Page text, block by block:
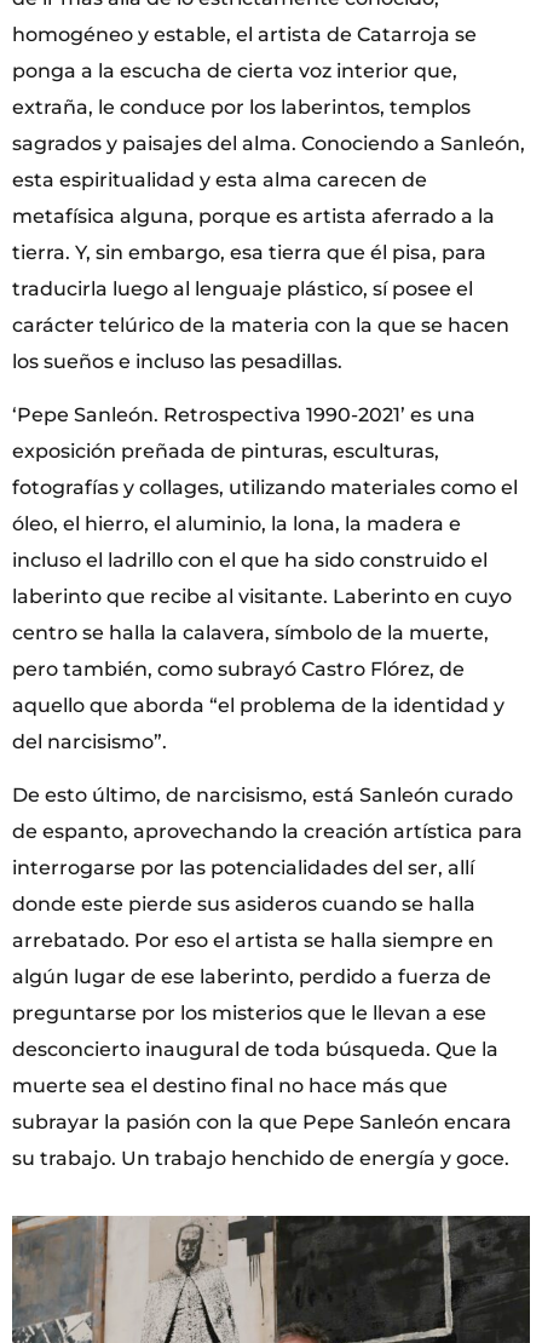
homogéneo y estable, el artista de Catarroja se
ponga a la escucha de cierta voz interior que,
extraña, le conduce por los laberintos, templos
sagrados y paisajes del alma. Conociendo a Sanleón,
esta espiritualidad y esta alma carecen de
metafísica alguna, porque es artista aferrado a la
tierra. Y, sin embargo, esa tierra que él pisa, para
traducirla luego al lenguaje plástico, sí posee el
carácter telúrico de la materia con la que se hacen
los sueños e incluso las pesadillas.
‘Pepe Sanleón. Retrospectiva 1990-2021’ es una
exposición preñada de pinturas, esculturas,
fotografías y collages, utilizando materiales como el
óleo, el hierro, el aluminio, la lona, la madera e
incluso el ladrillo con el que ha sido construido el
laberinto que recibe al visitante. Laberinto en cuyo
centro se halla la calavera, símbolo de la muerte,
pero también, como subrayó Castro Flórez, de
aquello que aborda “el problema de la identidad y
del narcisismo”.
De esto último, de narcisismo, está Sanleón curado
de espanto, aprovechando la creación artística para
interrogarse por las potencialidades del ser, allí
donde este pierde sus asideros cuando se halla
arrebatado. Por eso el artista se halla siempre en
algún lugar de ese laberinto, perdido a fuerza de
preguntarse por los misterios que le llevan a ese
desconcierto inaugural de toda búsqueda. Que la
muerte sea el destino final no hace más que
subrayar la pasión con la que Pepe Sanleón encara
su trabajo. Un trabajo henchido de energía y goce.